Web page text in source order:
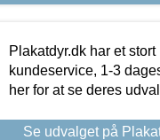
Plakatdyr.dk har et
kundeservice, 1-3
her for at se deres
Se udvalget på